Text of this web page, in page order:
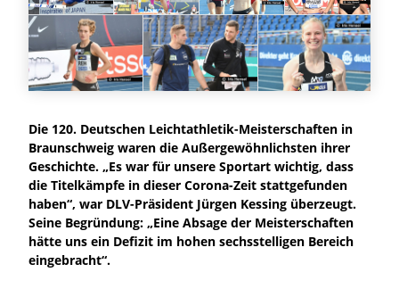
Die 120. Deutschen Leichtathletik-Meisterschaften in
Braunschweig waren die Außergewöhnlichsten ihrer
Geschichte. „Es war für unsere Sportart wichtig, dass
die Titelkämpfe in dieser Corona-Zeit stattgefunden
haben“, war DLV-Präsident Jürgen Kessing überzeugt.
Seine Begründung: „Eine Absage der Meisterschaften
hätte uns ein Defizit im hohen sechsstelligen Bereich
eingebracht“.